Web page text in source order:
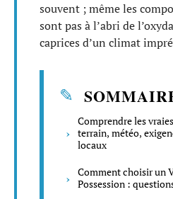
souvent ; même les
sont pas à l’abri de
caprices d’un climat
Comprendre les
terrain, météo,
locaux
Comment choisir un
Possession :